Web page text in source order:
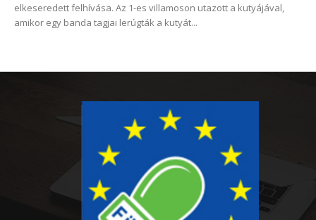
elkeseredett felhívása. Az 1-es villamoson utazott a kutyájával,
amikor egy banda tagjai lerúgták a kutyát...